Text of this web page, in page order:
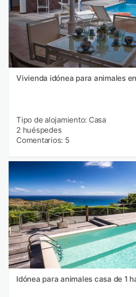
Vivienda idónea para animales
Tipo de alojamiento: Casa
2 huéspedes
Comentarios: 5
Idónea para animales casa de 1